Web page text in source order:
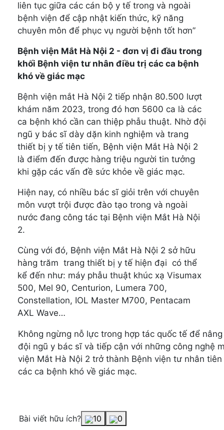
liên tục giữa các cán bộ y tế trong và ngoài
bệnh viện để cập nhật kiến thức, kỹ năng
chuyên môn để phục vụ người bệnh tốt hơn”
Bệnh viện Mắt Hà Nội 2 - đơn vị đi đầu trong
khối Bệnh viện tư nhân điều trị các ca bệnh
khó về giác mạc
Bệnh viện mắt Hà Nội 2 tiếp nhận 80.500 lượt
khám năm 2023, trong đó hơn 5600 ca là các
ca bệnh khó cần can thiệp phẫu thuật. Nhờ đội
ngũ y bác sĩ dày dặn kinh nghiệm và trang
thiết bị y tế tiên tiến, Bệnh viện Mắt Hà Nội 2
là điểm đến được hàng triệu người tin tưởng
khi gặp các vấn đề sức khỏe về giác mạc.
Hiện nay, có nhiều bác sĩ giỏi trên với chuyên
môn vượt trội được đào tạo trong và ngoài
nước đang công tác tại Bệnh viện Mắt Hà Nội
2.
Cùng với đó, Bệnh viện Mắt Hà Nội 2 sở hữu
hàng trăm trang thiết bị y tế hiện đại có thể
kể đến như: máy phẫu thuật khúc xạ Visumax
500, Mel 90, Centurion, Lumera 700,
Constellation, IOL Master M700, Pentacam
AXL Wave…
Không ngừng nỗ lực trong hợp tác quốc tế để
đội ngũ y bác sĩ và tiếp cận với những công nghệ
viện Mắt Hà Nội 2 trở thành Bệnh viện tư nhân
các ca bệnh khó về giác mạc.
Bài viết hữu ích? 10 0